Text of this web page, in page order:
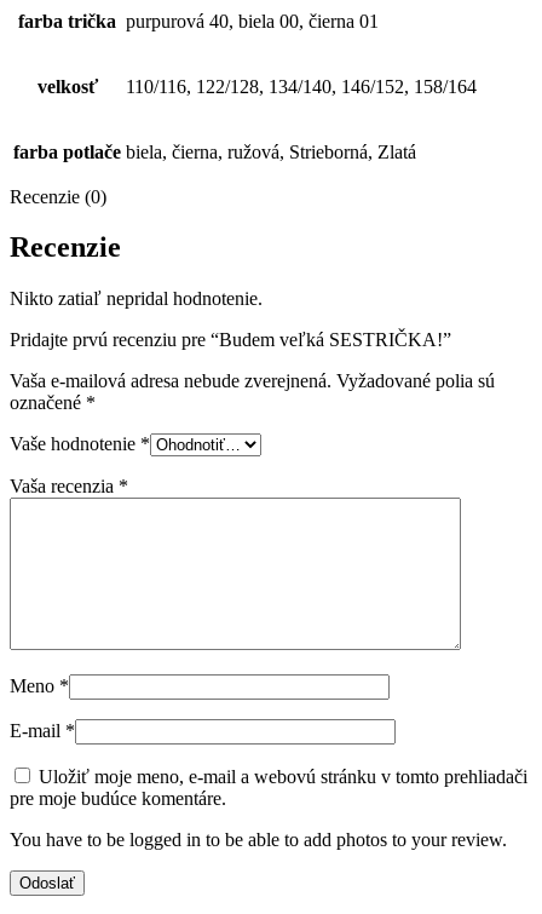
farba trička purpurová 40, biela 00, čierna 01
velkosť 110/116, 122/128, 134/140, 146/152, 158/164
farba potlače biela, čierna, ružová, Strieborná, Zlatá
Recenzie (0)
Recenzie
Nikto zatiaľ nepridal hodnotenie.
Pridajte prvú recenziu pre “Budem veľká SESTRIČKA!”
Vaša e-mailová adresa nebude zverejnená. Vyžadované polia sú
označené *
Vaše hodnotenie *
Vaša recenzia *
Meno *
E-mail *
Uložiť moje meno, e-mail a webovú stránku v tomto prehliadači
pre moje budúce komentáre.
You have to be logged in to be able to add photos to your review.